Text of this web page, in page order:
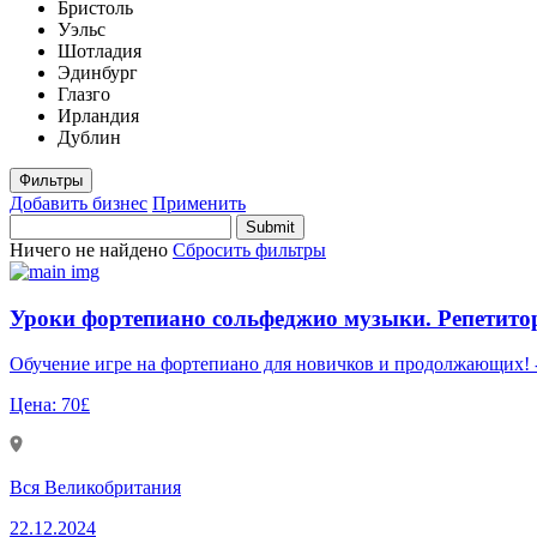
Бристоль
Уэльс
Шотладия
Эдинбург
Глазго
Ирландия
Дублин
Фильтры
Добавить бизнес Применить
Ничего не найдено Сбросить фильтры
Уроки фортепиано сольфеджио музыки.
Цена: 70£
Вся Великобритания
22.12.2024